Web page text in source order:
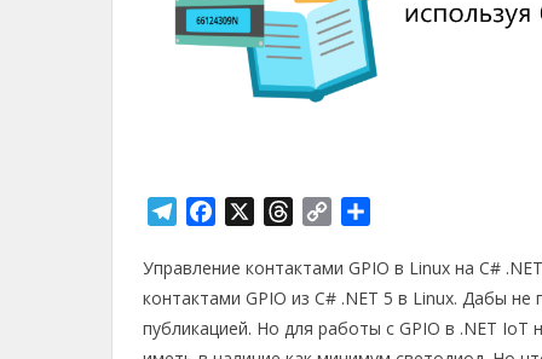
l
e
g
c
e
b
r
e
a
p
y
L
п
р
а
Управление контактами GPIO в Linux на C#
контактами GPIO из C# .NET 5 в Linux. Дабы
публикацией. Но для работы с GPIO в .NET